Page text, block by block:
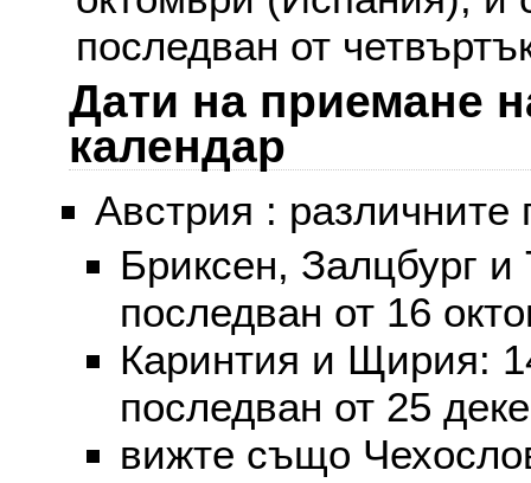
последван от
Дати на приемане
календар
Австрия :
Бриксен, Залцбург
последван от 16
Каринтия и Щирия:
последван от 25
вижте също